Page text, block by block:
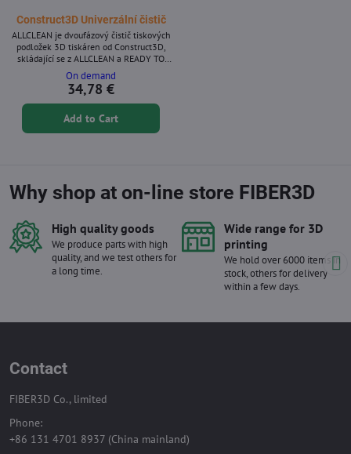
Construct3D Univerzální čistič
ALLCLEAN je dvoufázový čistič tiskových
podložek 3D tiskáren od Construct3D,
skládající se z ALLCLEAN a READY TO
PRINT – dvou speciálních čisticích
roztoků navržených k obnovení
tiskových podložek do továrně čistého
stavu. Systém je formulován tak, aby
odstranil oleje, cukry, mastnotu a odolné
zbytky adheziv z podložky, se kterými si
On demand
34,78 €
Add to Cart
Why shop at on-line store FIBER3D
High quality goods
We produce parts with high
quality, and we test others for
a long time.
Wide range for 3D
printing
We hold over 6000 items in
stock, others for delivery
within a few days.
Contact
FIBER3D Co., limited
Phone:
+86 131 4701 8937 (China mainland)